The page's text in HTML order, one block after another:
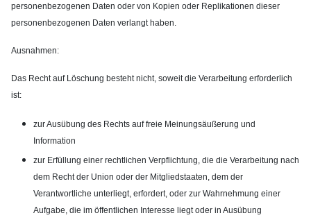
personenbezogenen Daten oder von Kopien oder Replikationen dieser
personenbezogenen Daten verlangt haben.
Ausnahmen:
Das Recht auf Löschung besteht nicht, soweit die Verarbeitung erforderlich
ist:
zur Ausübung des Rechts auf freie Meinungsäußerung und
Information
zur Erfüllung einer rechtlichen Verpflichtung, die die Verarbeitung nach
dem Recht der Union oder der Mitgliedstaaten, dem der
Verantwortliche unterliegt, erfordert, oder zur Wahrnehmung einer
Aufgabe, die im öffentlichen Interesse liegt oder in Ausübung